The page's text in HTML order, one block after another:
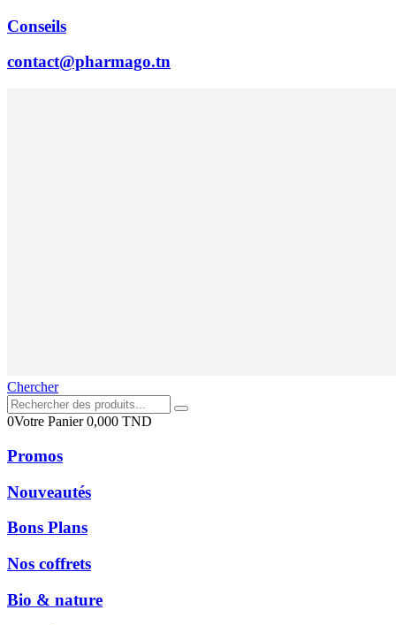
Conseils
contact@pharmago.tn
Chercher
0Votre Panier0,000 TND
Promos
Nouveautés
Bons Plans
Nos coffrets
Bio & nature